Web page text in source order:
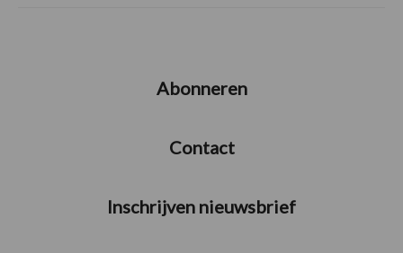
Abonneren
Contact
Inschrijven nieuwsbrief